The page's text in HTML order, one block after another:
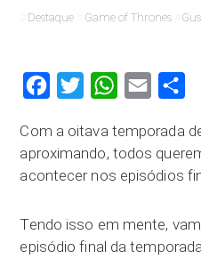
Destaque
Game of Thrones
FacebookTwitter WhatsApp
Email
Com a oitava temporada
aproximando, todos
acontecer nos episódios
Tendo isso em mente,
episódio final da